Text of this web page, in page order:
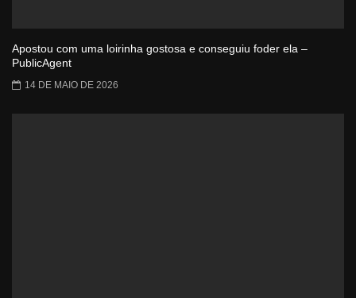
Apostou com uma loirinha gostosa e conseguiu foder ela –
PublicAgent
14 DE MAIO DE 2026